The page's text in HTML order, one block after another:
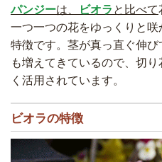
パンジーは、 ビオラと比べて
一つ一つの花をゆっくりと
特徴です。茎が真っ直ぐ伸
も増えてきているので、切
く活用されています。
ビオラの特徴